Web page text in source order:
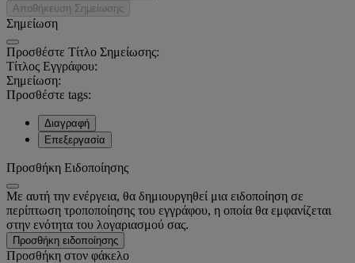
Αποθήκευση Σημείωσης
Σημείωση
Προσθέστε Τίτλο Σημείωσης:
Τίτλος Εγγράφου:
Σημείωση:
Προσθέστε tags:
Διαγραφή
Επεξεργασία
Προσθήκη Ειδοποίησης
Με αυτή την ενέργεια, θα δημιουργηθεί μια ειδοποίηση σε
περίπτωση τροποποίησης του εγγράφου, η οποία θα εμφανίζεται
στην ενότητα του λογαριασμού σας.
Προσθήκη ειδοποίησης
Προσθήκη στον φάκελο